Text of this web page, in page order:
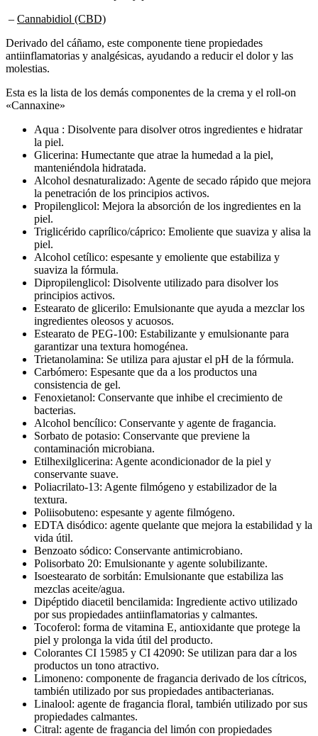
antiinflamatorias y analgésicas, ayudando a reducir el dolor y las
molestias.
«Cannaxine»
la piel.
Glicerina: Humectante que atrae la humedad a la piel,
manteniéndola hidratada.
Alcohol desnaturalizado: Agente de secado rápido que mejora
la penetración de los principios activos.
Propilenglicol: Mejora la absorción de los ingredientes en la
piel.
Triglicérido caprílico/cáprico: Emoliente que suaviza y alisa la
piel.
Alcohol cetílico: espesante y emoliente que estabiliza y
suaviza la fórmula.
Dipropilenglicol: Disolvente utilizado para disolver los
principios activos.
Estearato de glicerilo: Emulsionante que ayuda a mezclar los
ingredientes oleosos y acuosos.
Estearato de PEG-100: Estabilizante y emulsionante para
garantizar una textura homogénea.
Trietanolamina: Se utiliza para ajustar el pH de la fórmula.
Carbómero: Espesante que da a los productos una
consistencia de gel.
Fenoxietanol: Conservante que inhibe el crecimiento de
bacterias.
Alcohol bencílico: Conservante y agente de fragancia.
Sorbato de potasio: Conservante que previene la
contaminación microbiana.
Etilhexilglicerina: Agente acondicionador de la piel y
conservante suave.
Poliacrilato-13: Agente filmógeno y estabilizador de la
textura.
Poliisobuteno: espesante y agente filmógeno.
EDTA disódico: agente quelante que mejora la estabilidad y la
vida útil.
Benzoato sódico: Conservante antimicrobiano.
Polisorbato 20: Emulsionante y agente solubilizante.
Isoestearato de sorbitán: Emulsionante que estabiliza las
mezclas aceite/agua.
Dipéptido diacetil bencilamida: Ingrediente activo utilizado
por sus propiedades antiinflamatorias y calmantes.
Tocoferol: forma de vitamina E, antioxidante que protege la
piel y prolonga la vida útil del producto.
Colorantes CI 15985 y CI 42090: Se utilizan para dar a los
productos un tono atractivo.
Limoneno: componente de fragancia derivado de los cítricos,
también utilizado por sus propiedades antibacterianas.
Linalool: agente de fragancia floral, también utilizado por sus
propiedades calmantes.
Citral: agente de fragancia del limón con propiedades
antimicrobianas.